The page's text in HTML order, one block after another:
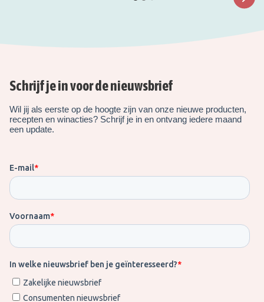
Schrijf je in voor de nieuwsbrief